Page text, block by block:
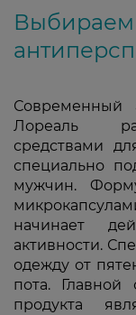
Современный
Лореаль
средствами
специально
мужчин.
начинает
активности.
одежду от
пота. Главной
продукта